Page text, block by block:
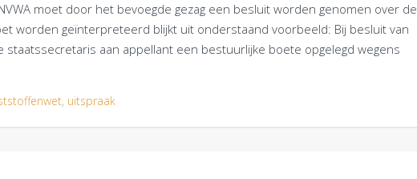
moet door het bevoegde gezag een besluit worden genomen over de
worden geïnterpreteerd blijkt uit onderstaand voorbeeld: Bij besluit van
aan appellant een bestuurlijke boete opgelegd wegens
, uitspraak